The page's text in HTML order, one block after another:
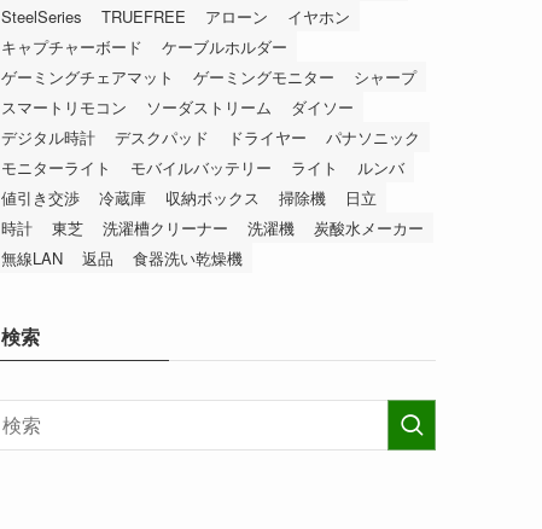
SteelSeries
TRUEFREE アローン
イヤホン
キャプチャーボード
ケーブルホルダー
ゲーミングチェアマット
ゲーミングモニター
シャープ
スマートリモコン
ソーダストリーム
ダイソー
デジタル時計
デスクパッド ドライヤー
パナソニック
モニターライト
モバイルバッテリー ライト
ルンバ
値引き交渉
冷蔵庫 収納ボックス 掃除機
日立
時計
東芝 洗濯槽クリーナー 洗濯機
炭酸水メーカー
無線LAN
返品 食器洗い乾燥機
検索